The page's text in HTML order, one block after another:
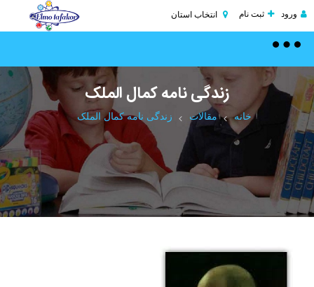
ورود ثبت نام انتخاب استان
Toggle
زندگی نامه کمال الملک
خانه مقالات زندگی نامه کمال الملک